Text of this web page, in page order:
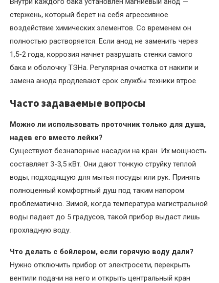
стержень, который берет на себя агрессивное
воздействие химических элементов. Со временем он
полностью растворяется. Если анод не заменить через
1,5-2 года, коррозия начнет разрушать стенки самого
бака и оболочку ТЭНа. Регулярная очистка от накипи и
замена анода продлевают срок службы техники втрое.
Часто задаваемые вопросы
Можно ли использовать проточник только для душа,
надев его вместо лейки?
Существуют безнапорные насадки на кран. Их мощность
составляет 3-3,5 кВт. Они дают тонкую струйку теплой
воды, подходящую для мытья посуды или рук. Принять
полноценный комфортный душ под таким напором
проблематично. Зимой, когда температура магистральной
воды падает до 5 градусов, такой прибор выдаст лишь
прохладную воду.
Что делать с бойлером, если горячую воду дали?
Нужно отключить прибор от электросети, перекрыть
вентили подачи на него и открыть центральный кран